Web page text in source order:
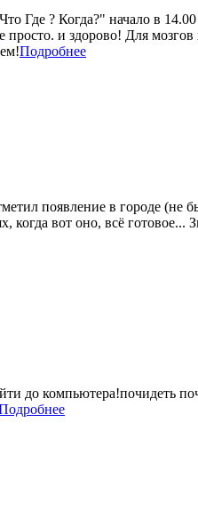
Где ? Когда?" начало в
и здорово! Для
Подробнее
появление в городе
вот оно, всё
до компьютера!почидеть